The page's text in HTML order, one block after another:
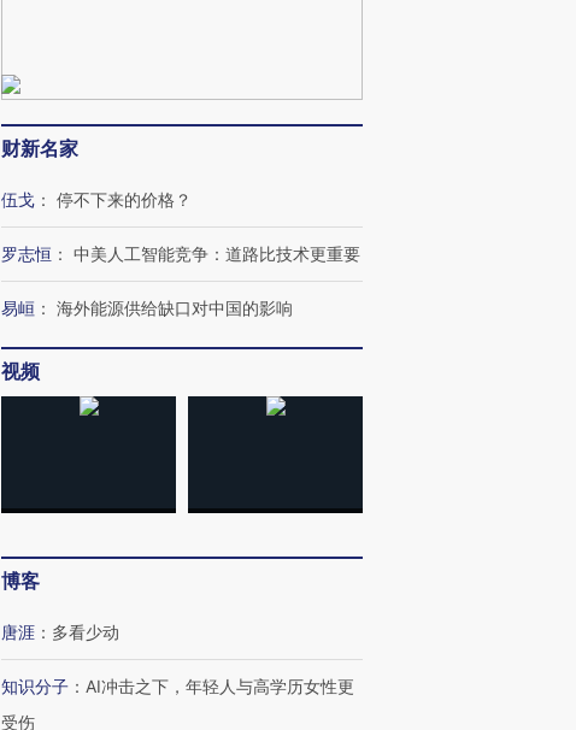
财新名家
伍戈 ： 停不下来的价格？
罗志恒 ： 中美人工智能竞争：道路比技术更重要
易峘 ： 海外能源供给缺口对中国的影响
视频
博客
唐涯 ： 多看少动
知识分子 ： AI冲击之下，年轻人与高学历女性更
受伤